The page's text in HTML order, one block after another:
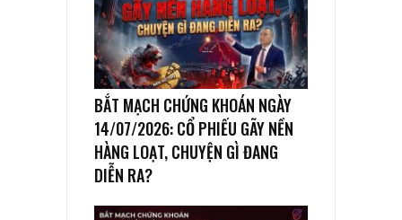
BẮT MẠCH CHỨNG KHOÁN NGÀY
14/07/2026: CỔ PHIẾU GÃY NỀN
HÀNG LOẠT, CHUYỆN GÌ ĐANG
DIỄN RA?